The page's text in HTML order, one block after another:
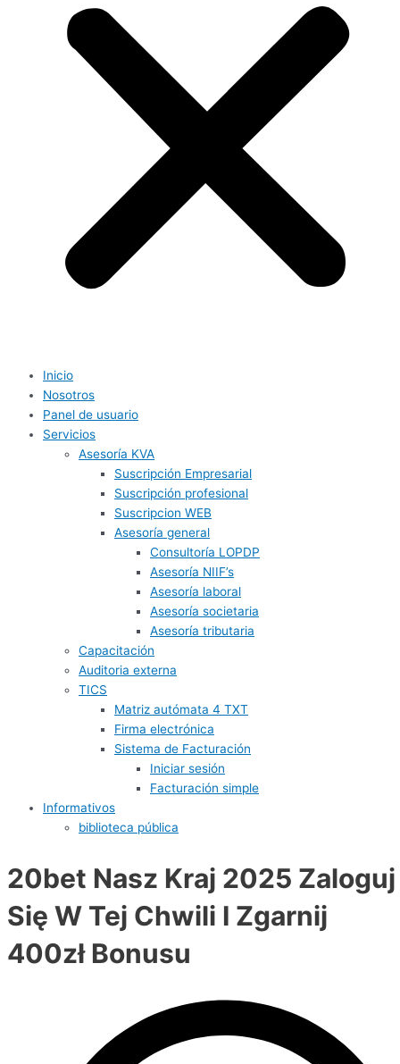
Inicio
Nosotros
Panel de usuario
Servicios
Asesoría KVA
Suscripción Empresarial
Suscripción profesional
Suscripcion WEB
Asesoría general
Consultoría LOPDP
Asesoría NIIF’s
Asesoría laboral
Asesoría societaria
Asesoría tributaria
Capacitación
Auditoria externa
TICS
Matriz autómata 4 TXT
Firma electrónica
Sistema de Facturación
Iniciar sesión
Facturación simple
Informativos
biblioteca pública
20bet Nasz Kraj 2025 Zaloguj
Się W Tej Chwili I Zgarnij
400zł Bonusu